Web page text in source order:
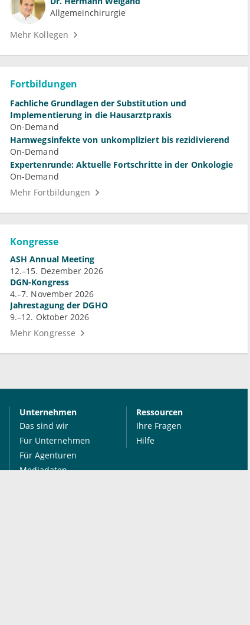
Allgemeinchirurgie
Mehr Kollegen
Fortbildungen
Fachliche Grundlagen der Substitution und
Implementierung in die Hausarztpraxis
On-Demand
Harnwegsinfekte von unkompliziert bis rezidivierend
On-Demand
Expertenrunde: Aktuelle Fortschritte in der Onkologie
On-Demand
Mehr Fortbildungen
Kongresse
ASH Annual Meeting
12.–15. Dezember 2026
DGN-Kongress
4.–7. November 2026
Jahrestagung der DGHO
9.–12. Oktober 2026
Mehr Kongresse
Unternehmen
Das sind wir
Für Unternehmen
Für Agenturen
Mediadaten
Ressourcen
Ihre Fragen
Hilfe